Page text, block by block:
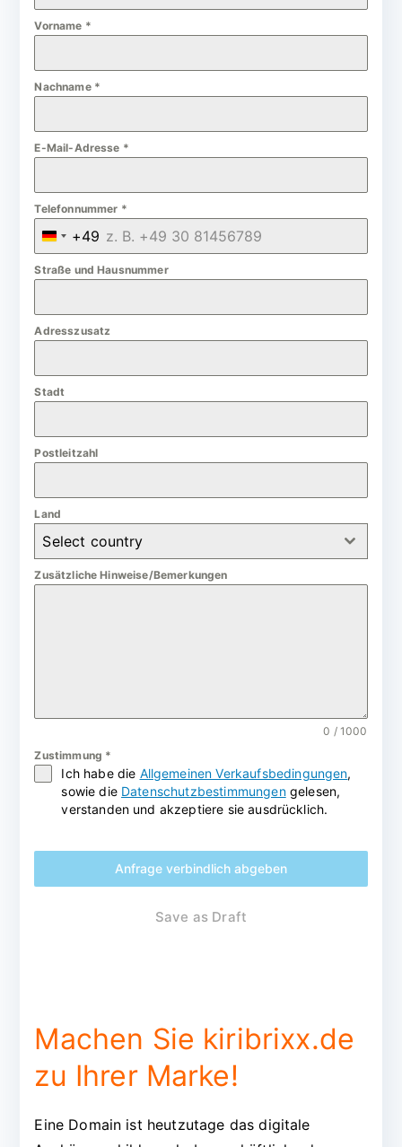
Vorname *
Nachname *
E-Mail-Adresse *
Telefonnummer *
G
e
m
a
y
+49
Straße und Hausnummer
Adresszusatz
Stadt
Postleitzahl
Land
Select country
Zusätzliche Hinweise/Bemerkungen
0 / 1000
Zustimmung *
Ich habe die Allgemeinen Verkaufsbedingungen,
sowie die Datenschutzbestimmungengelesen,
verstanden und akzeptiere sie ausdrücklich.
Anfrage verbindlich abgeben
Save as Draft
Machen Sie kiribrixx.de
zu Ihrer Marke!
Eine Domain ist heutzutage das digitale